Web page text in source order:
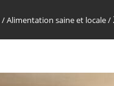
/Alimentation saine et locale/